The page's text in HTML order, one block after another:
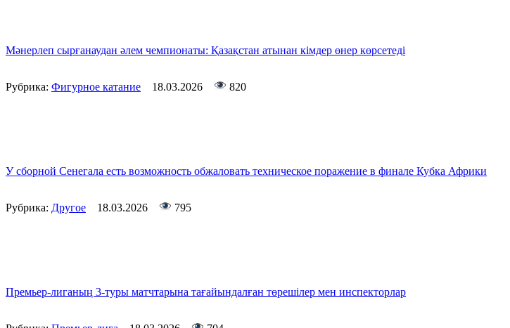
Мәнерлеп сырғанаудан әлем чемпионаты: Қазақстан атынан кімдер өнер көрсетеді
Рубрика: Фигурное катание 18.03.2026 820
У сборной Сенегала есть возможность обжаловать техническое поражение в финале Кубка Африки
Рубрика: Другое 18.03.2026 795
Премьер-лиганың 3-туры матчтарына тағайындалған төрешілер мен инспекторлар